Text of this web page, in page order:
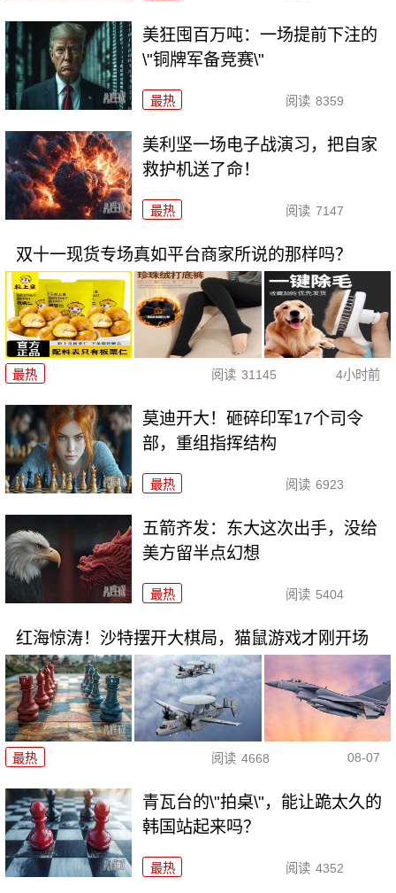
美狂囤百万吨：一场提前下注的
\"铜牌军备竞赛\"
最热 阅读 8359
美利坚一场电子战演习，把自家
救护机送了命！
最热 阅读 7147
双十一现货专场真如平台商家所说的那样吗？
最热 阅读 31145 4小时前
莫迪开大！砸碎印军17个司令
部，重组指挥结构
最热 阅读 6923
五箭齐发：东大这次出手，没给
美方留半点幻想
最热 阅读 5404
红海惊涛！沙特摆开大棋局，猫鼠游戏才刚开场
最热 阅读 4668 08-07
青瓦台的\"拍桌\"，能让跪太久的
韩国站起来吗？
最热 阅读 4352